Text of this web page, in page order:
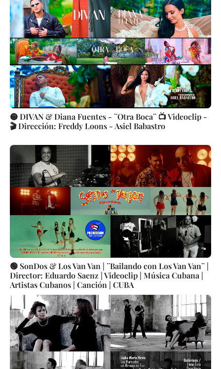
🟡 DIVAN & Diana Fuentes - ¨Otra Boca¨ 📺 Videoclip -
🎬 Dirección: Freddy Loons - Asiel Babastro
🟢 SonDos & Los Van Van | ¨Bailando con Los Van Van¨ |
Director: Eduardo Saenz | Videoclip | Música Cubana |
Artistas Cubanos | Canción | CUBA